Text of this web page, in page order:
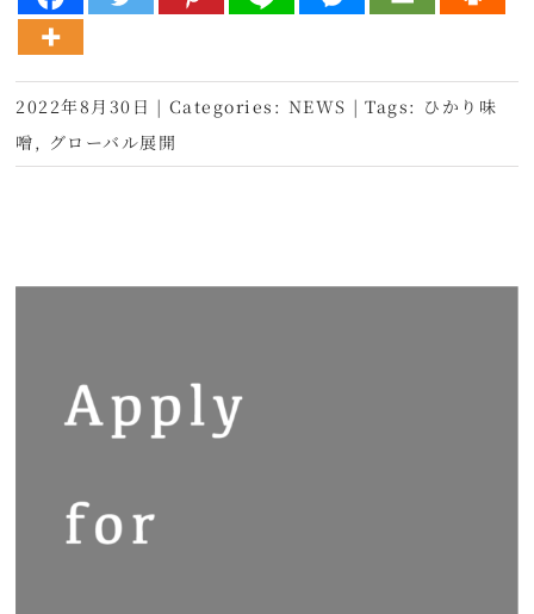
2022年8月30日 | Categories: NEWS | Tags: ひかり味
噌 , グローバル展開